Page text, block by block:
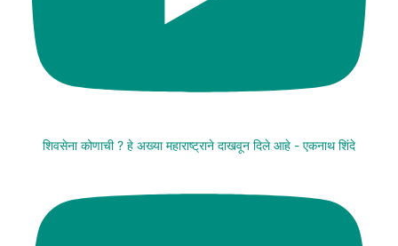
शिवसेना कोणाची ? हे अख्या महाराष्ट्राने दाखवून दिले आहे - एकनाथ शिंदे